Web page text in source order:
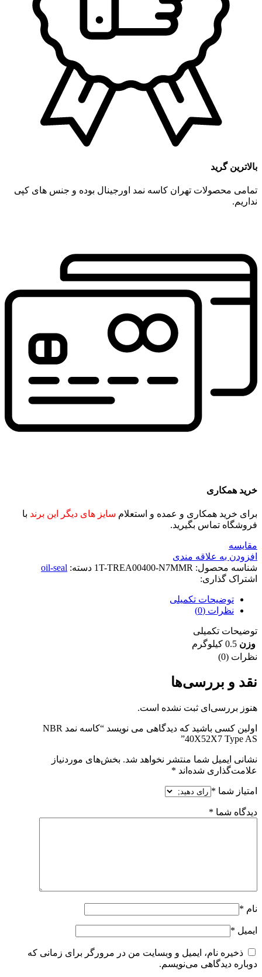
بالاترین گرید
تمامی محصولات تهران کاسه نمد اورجینال بوده و جنس های کپی
نداریم.
خرید همکاری
برای خرید همکاری و عمده و استعلام سایز های دیگر این برند با
فروشگاه تماس بگیرید.
مقايسه
افزودن به علاقه مندی
شناسه محصول: 1T-TREA00400-N7MMR دسته: oil-seal
اشتراک گذاری:
توضیحات تکمیلی
نظرات (0)
توضیحات تکمیلی
وزن 0.5 کیلوگرم
نظرات (0)
نقد و بررسی‌ها
هنوز بررسی‌ای ثبت نشده است.
اولین کسی باشید که دیدگاهی می نویسد “کاسه نمد NBR
40X52X7 Type AS”
نشانی ایمیل شما منتشر نخواهد شد. بخش‌های موردنیاز
علامت‌گذاری شده‌اند *
امتیاز شما *
دیدگاه شما *
نام *
ایمیل *
ذخیره نام، ایمیل و وبسایت من در مرورگر برای زمانی که
دوباره دیدگاهی می‌نویسم.